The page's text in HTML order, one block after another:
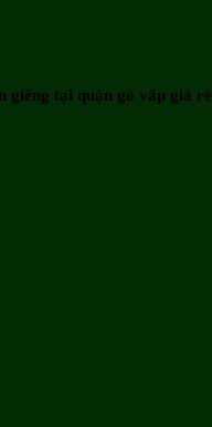
giếng tại quận gò vấp giá rẻ